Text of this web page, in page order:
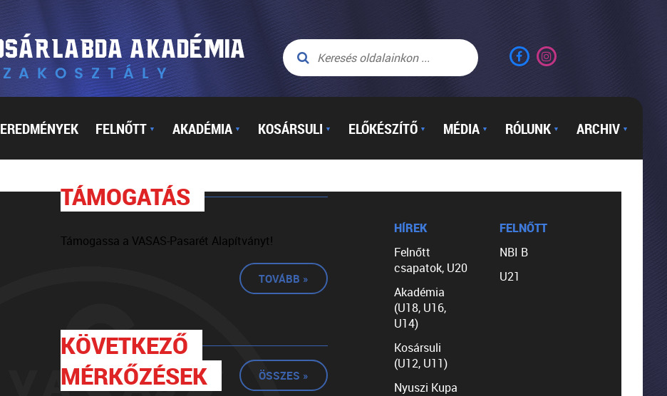
EREDMÉNYEK FELNŐTT ▼ AKADÉMIA ▼ KOSÁRSULI ▼ ELŐKÉSZÍTŐ ▼ MÉDIA ▼ RÓLUNK ▼ ARCHIV ▼
TÁMOGATÁS
Támogassa a VASAS-Pasarét Alapítványt!
TOVÁBB »
KÖVETKEZŐ
MÉRKŐZÉSEK
ÖSSZES »
HÍREK
Felnőtt
csapatok, U20
Akadémia
(U18, U16,
U14)
Kosársuli
(U12, U11)
Nyuszi Kupa
FELNŐTT
NBI B
U21